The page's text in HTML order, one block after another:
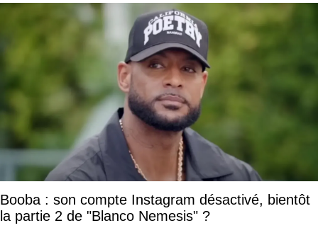
Booba : son compte Instagram désactivé, bientôt
la partie 2 de "Blanco Nemesis" ?